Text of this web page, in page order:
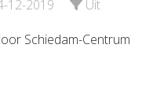
12-2019 Uit